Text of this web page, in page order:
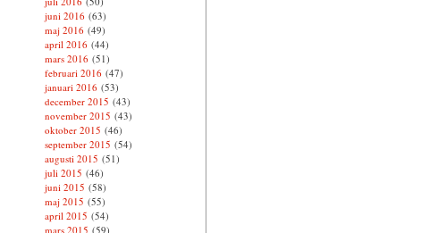
juni 2016(63)
maj 2016(49)
april 2016(44)
mars 2016(51)
februari 2016(47)
januari 2016(53)
december 2015 (43)
november 2015 (43)
oktober 2015 (46)
september 2015 (54)
augusti 2015 (51)
juli 2015 (46)
juni 2015 (58)
maj 2015 (55)
april 2015 (54)
mars 2015 (59)